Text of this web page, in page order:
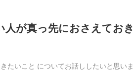
が真っ先におさえておき
たいこと についてお話ししたいと思いま